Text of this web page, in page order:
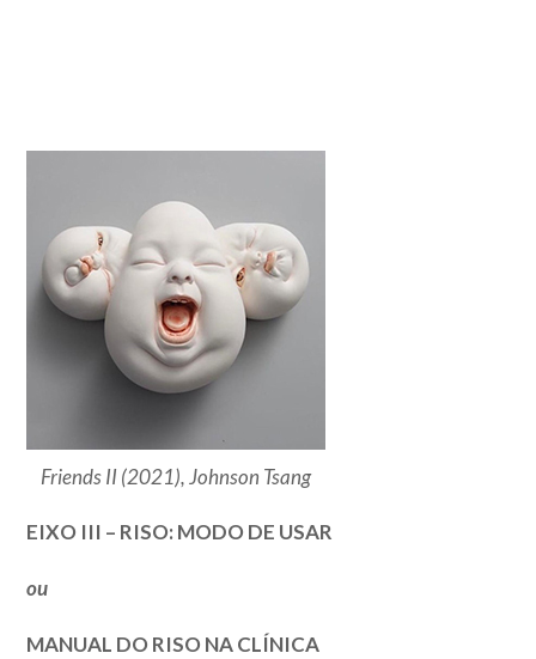
Friends II (2021), Johnson Tsang
EIXO III – RISO: MODO DE USAR
ou
MANUAL DO RISO NA CLÍNICA